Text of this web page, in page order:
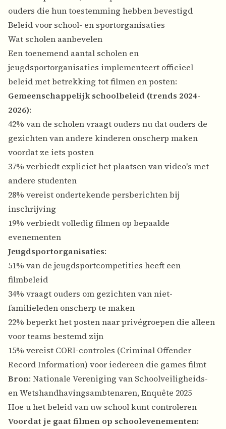
ouders die hun toestemming hebben bevestigd
Beleid voor school- en sportorganisaties
Wat scholen aanbevelen
Een toenemend aantal scholen en
jeugdsportorganisaties implementeert officieel
beleid met betrekking tot filmen en posten:
Gemeenschappelijk schoolbeleid (trends 2024-
2026):
42% van de scholen vraagt ouders nu dat ouders de
gezichten van andere kinderen onscherp maken
voordat ze iets posten
37% verbiedt expliciet het plaatsen van video's met
andere studenten
28% vereist ondertekende persberichten bij
inschrijving
19% verbiedt volledig filmen op bepaalde
evenementen
Jeugdsportorganisaties:
51% van de jeugdsportcompetities heeft een
filmbeleid
34% vraagt ouders om gezichten van niet-
familieleden onscherp te maken
22% beperkt het posten naar privégroepen die alleen
voor teams bestemd zijn
15% vereist CORI-controles (Criminal Offender
Record Information) voor iedereen die games filmt
Bron: Nationale Vereniging van Schoolveiligheids-
en Wetshandhavingsambtenaren, Enquête 2025
Hoe u het beleid van uw school kunt controleren
Voordat je gaat filmen op schoolevenementen: